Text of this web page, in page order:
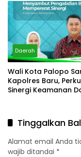
Daerah
Wali Kota Palopo
Kapolres Baru,
Sinergi Keamanan
Tinggalkan
Alamat email Anda
wajib ditandai *